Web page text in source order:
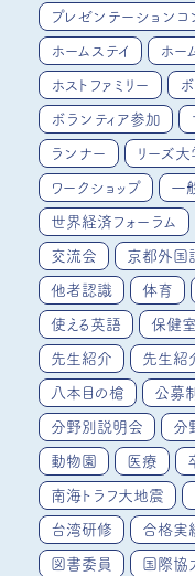
プレゼンテーションコ
ホームステイ ホー
ホストファミリー
ボランティア参加
ランナー リーズ大
ワークショップ 一
世界経済フォーラム
交流会 京都外国
他者認識 体育
使える英語 保健室
先生紹介 先生紹
八本目の槍 公募
分野別説明会 分
動物園 医療
南海トラフ大地震
台湾研修 合格実
図書委員 国際協